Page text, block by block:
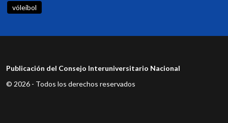
vóleibol
Publicación del Consejo Interuniversitario Nacional
© 2026 - Todos los derechos reservados